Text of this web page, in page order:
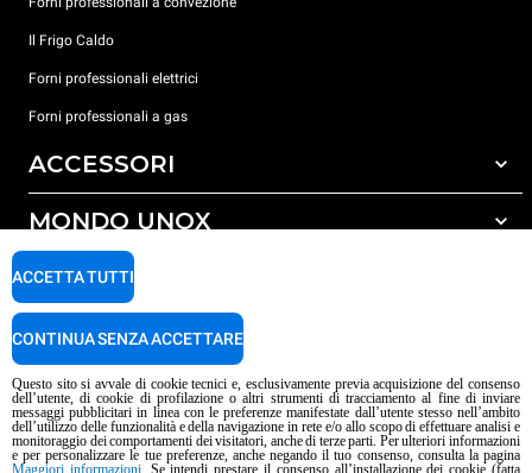
Il Frigo Caldo
Forni professionali elettrici
Forni professionali a gas
ACCESSORI
Tutti gli accessori
Detergenti per lavaggio automatico
Detergenti per lavaggio manuale
Trattamento acqua con filtro a resine
MONDO UNOX
Le nostre sedi nel mondo
SUPPORTO
Garanzia Unox
Trova Centri Service
Copyright 2026 UNOX S.p.A. Tutti i diritti riservati. Reg. Imp. Padova n°
Informativa sui contenuti IA Privacy policy Cookie policy
Questo sito si avvale di cookie tecnici e, esclusivamente previa acquisizione del consenso
dell’utente, di cookie di profilazione o altri strumenti di tracciamento al fine di inviare
messaggi pubblicitari in linea con le preferenze manifestate dall’utente stesso nell’ambito
dell’utilizzo delle funzionalità e della navigazione in rete e/o allo scopo di effettuare analisi e
monitoraggio dei comportamenti dei visitatori, anche di terze parti. Per ulteriori informazioni
e per personalizzare le tue preferenze, anche negando il tuo consenso, consulta la pagina
Maggiori informazioni. Se intendi prestare il consenso all’installazione dei cookie (fatta
ACCETTA TUTTI
CONTINUA SENZA ACCETTARE